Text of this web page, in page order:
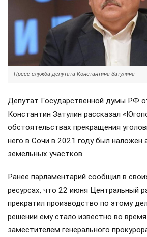
Пресс-служба депутата Константина Затулина
Депутат Государственной думы РФ
Константин Затулин рассказал
обстоятельствах прекращения
него в Сочи в 2021 году был наложен
земельных участков.
Ранее парламентарий сообщил в
ресурсах, что 22 июня Центральный
прекратил производство по этому
решении ему стало известно во
заместителем генерального